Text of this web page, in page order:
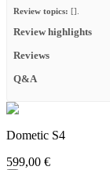
Review topics: [].
Review highlights
Reviews
Q&A
Dometic S4
599,00 €